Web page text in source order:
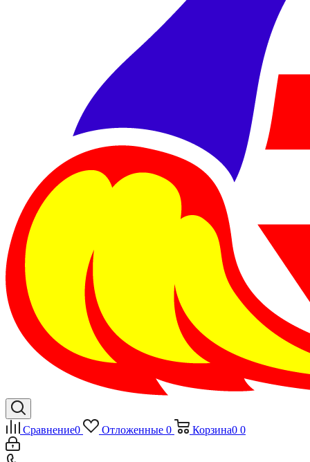
Сравнение0 Отложенные 0 Корзина0 0